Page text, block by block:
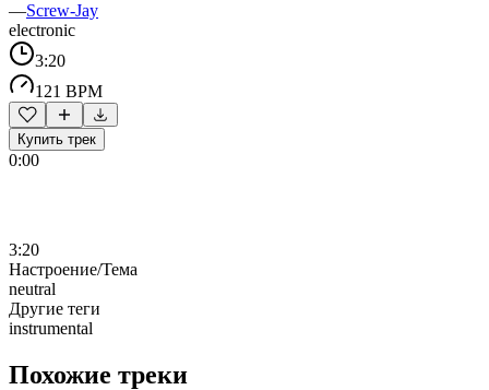
—Screw-Jay
electronic
3:20
121 BPM
Купить трек
0:00
3:20
Настроение/Тема
neutral
Другие теги
instrumental
Похожие треки